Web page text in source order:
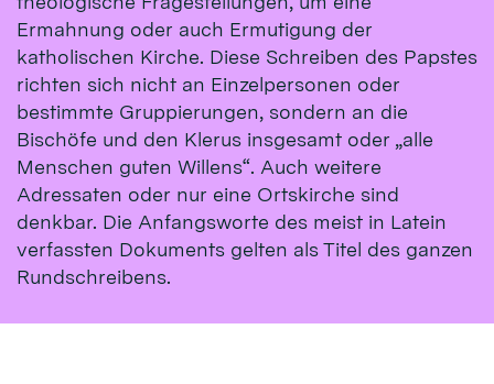
Ermahnung oder auch Ermutigung der
katholischen Kirche. Diese Schreiben des Papstes
richten sich nicht an Einzelpersonen oder
bestimmte Gruppierungen, sondern an die
Bischöfe und den Klerus insgesamt oder „alle
Menschen guten Willens“. Auch weitere
Adressaten oder nur eine Ortskirche sind
denkbar. Die Anfangsworte des meist in Latein
verfassten Dokuments gelten als Titel des ganzen
Rundschreibens.